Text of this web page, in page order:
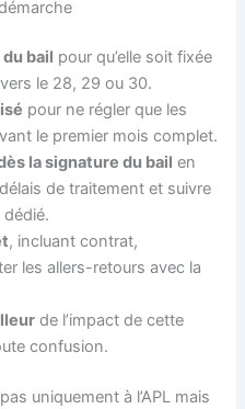
bail pour qu’elle soit fixée
le 28, 29 ou 30.
pour ne régler que les
le premier mois complet.
la signature du bail en
de traitement et suivre
dédié.
, incluant contrat,
les allers-retours avec la
de l’impact de cette
confusion.
uniquement à l’APL mais